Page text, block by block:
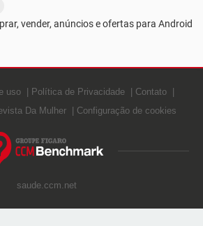
vender, anúncios e ofertas para Android
uso Política de Privacidade
Contato
Da Mulher Configuração de cookies
saude.ccm.net